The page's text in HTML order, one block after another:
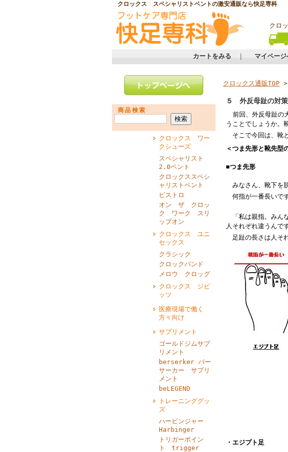
クロックス スペシャリストベントの激安通販なら快足専科
クロ
カートをみる ｜ マイペー
商品検索
クロックス ワー
クシューズ
スペシャリスト
2.0ベント
クロックススペシ
ャリストベント
ビストロ
オン ザ クロッ
ク ワーク スリ
ップオン
クロックス ユニ
セックス
クラシック
クロックバンド
メロウ クロッグ
クロックス ジビ
ッツ
医療現場で働く
方々向け
サプリメント
ゴールドジムサプ
リメント
berserker バー
サーカー サプリ
メント
beLEGEND
トレーニンググッ
ズ
ハービンジャー
Harbinger
トリガーポイン
ト trigger
クロックス通販TOP >
５ 外反母趾の対
前回、外反母趾の
うことでしょうか。
そこで今回は、靴
＜つま先形と靴先型
■つま先形
みなさん、靴下を
何指が一番長いで
「私は親指。みん
人それぞれ違うんです
足趾の長さは人そ
・エジプト足